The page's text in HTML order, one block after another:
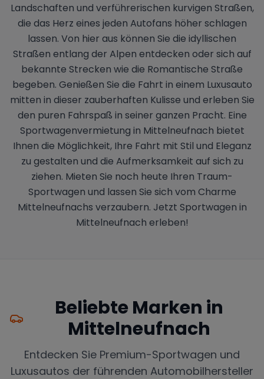
Landschaften und verführerischen kurvigen Straßen,
die das Herz eines jeden Autofans höher schlagen
lassen. Von hier aus können Sie die idyllischen
Straßen entlang der Alpen entdecken oder sich auf
bekannte Strecken wie die Romantische Straße
begeben. Genießen Sie die Fahrt in einem Luxusauto
mitten in dieser zauberhaften Kulisse und erleben Sie
den puren Fahrspaß in seiner ganzen Pracht. Eine
Sportwagenvermietung in Mittelneufnach bietet
Ihnen die Möglichkeit, Ihre Fahrt mit Stil und Eleganz
zu gestalten und die Aufmerksamkeit auf sich zu
ziehen. Mieten Sie noch heute Ihren Traum-
Sportwagen und lassen Sie sich vom Charme
Mittelneufnachs verzaubern. Jetzt Sportwagen in
Mittelneufnach erleben!
Beliebte Marken in
Mittelneufnach
Entdecken Sie Premium-Sportwagen und
Luxusautos der führenden Automobilhersteller